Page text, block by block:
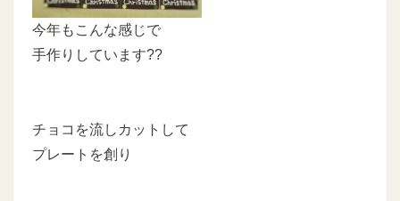
今年もこんな感じで
手作りしています??
チョコを流しカットして
プレートを創り